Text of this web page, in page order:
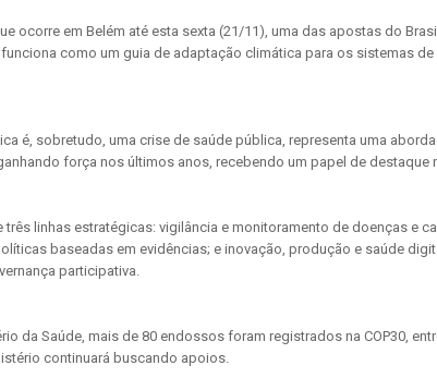
ocorre em Belém até esta sexta (21/11), uma das apostas do
como um guia de adaptação climática para os sistemas
é, sobretudo, uma crise de saúde pública, representa uma
força nos últimos anos, recebendo um papel de destaque
linhas estratégicas: vigilância e monitoramento de doenças e
baseadas em evidências; e inovação, produção e saúde
participativa.
da Saúde, mais de 80 endossos foram registrados na COP30,
continuará buscando apoios.